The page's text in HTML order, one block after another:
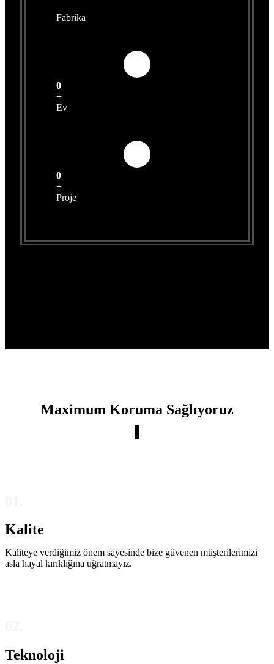
Fabrika
0
+
Ev
0
+
Proje
Maximum Koruma Sağlıyoruz
Kalite
Kaliteye verdiğimiz önem sayesinde bize güvenen müşterilerimizi
asla hayal kırıklığına uğratmayız.
Teknoloji